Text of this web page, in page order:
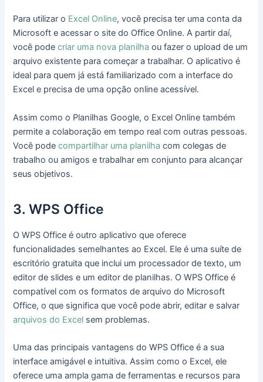
Para utilizar o Excel Online, você precisa ter uma conta da
Microsoft e acessar o site do Office Online. A partir daí,
você podecriar uma nova planilha ou fazer o upload de um
arquivo existente para começar a trabalhar. O aplicativo é
ideal para quem já está familiarizado com a interface do
Excel e precisa de uma opção online acessível.
Assim como o Planilhas Google, o Excel Online também
permite a colaboração em tempo real com outras pessoas.
Você podecompartilhar uma planilha com colegas de
trabalho ou amigos e trabalhar em conjunto para alcançar
seus objetivos.
3. WPS Office
O WPS Office é outro aplicativo que oferece
funcionalidades semelhantes ao Excel. Ele é uma suíte de
escritório gratuita que inclui um processador de texto, um
editor de slides e um editor de planilhas. O WPS Office é
compatível com os formatos de arquivo do Microsoft
Office, o que significa que você pode abrir, editar e salvar
arquivos do Excel sem problemas.
Uma das principais vantagens do WPS Office é a sua
interface amigável e intuitiva. Assim como o Excel, ele
oferece uma ampla gama de ferramentas e recursos para